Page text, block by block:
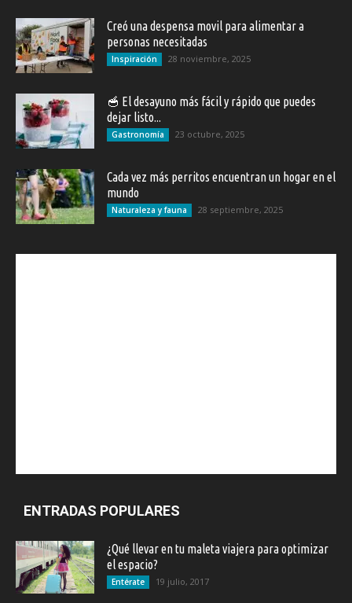
Creó una despensa movil para alimentar a
personas necesitadas
Inspiración 28 noviembre, 2025
🥣 El desayuno más fácil y rápido que puedes
dejar listo...
Gastronomía 23 octubre, 2025
Cada vez más perritos encuentran un hogar en el
mundo
Naturaleza y fauna 28 septiembre, 2025
ENTRADAS POPULARES
¿Qué llevar en tu maleta viajera para optimizar
el espacio?
Entérate 19 julio, 2017